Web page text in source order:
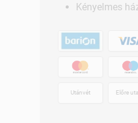
Kényelmes
Utánvét Előre